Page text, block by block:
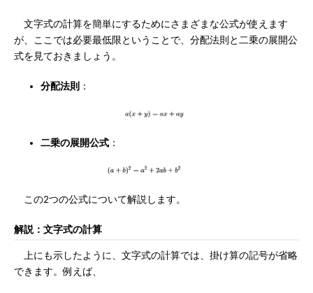
文字式の計算を簡単にするためにさまざまな公式が使えます
が、ここでは必要最低限ということで、分配法則と二乗の展開公
式を見ておきましょう。
分配法則 ：
二乗の展開公式 ：
この2つの公式について解説します。
解説：文字式の計算
上にも示したように、文字式の計算では、掛け算の記号が省略
できます。例えば、